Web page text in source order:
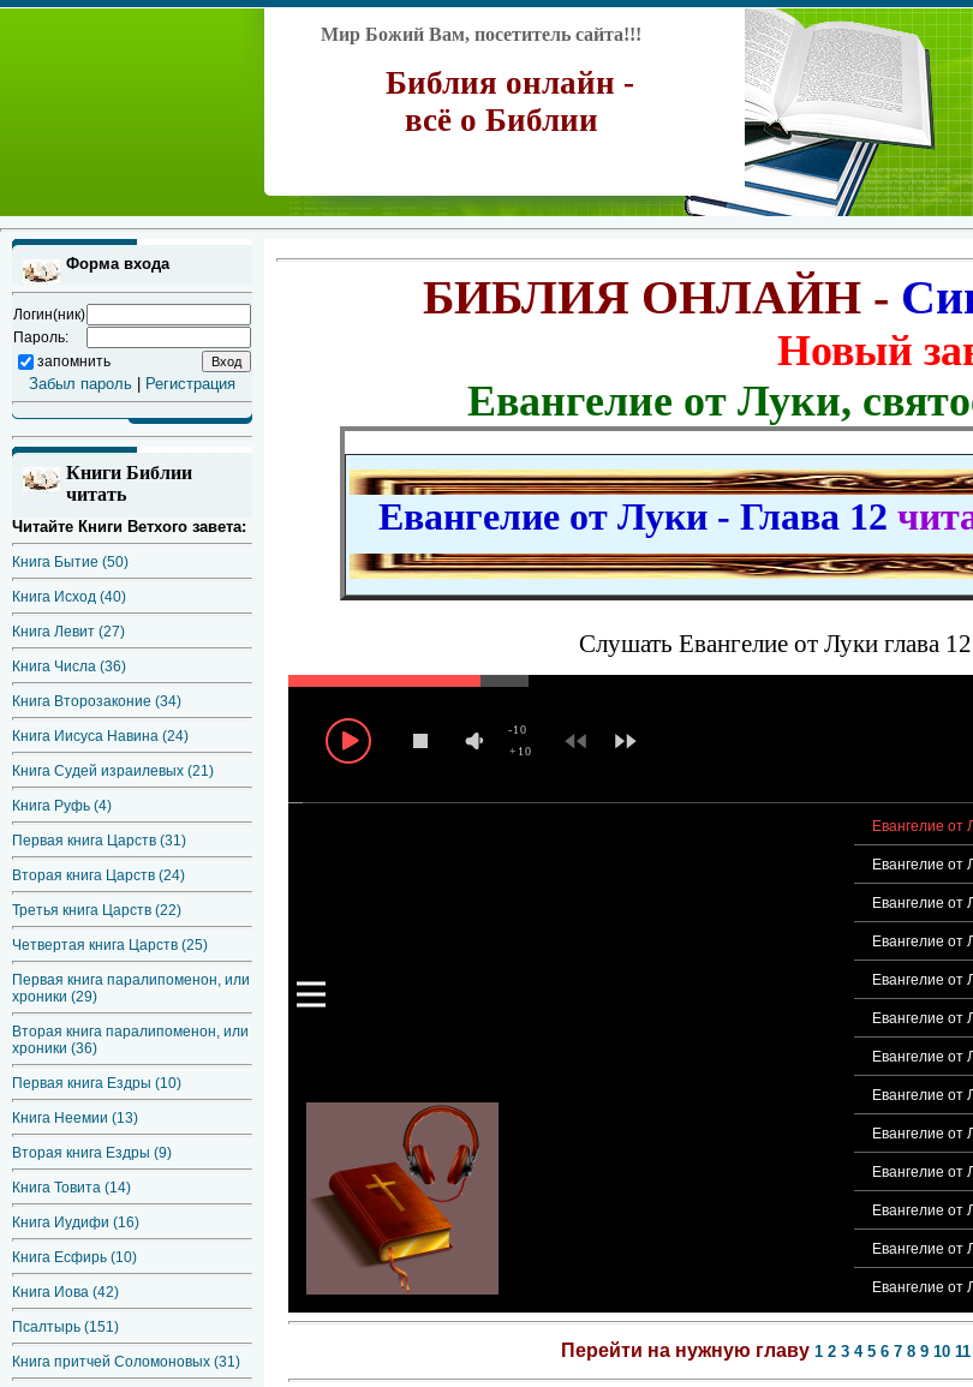
Мир Божий Вам, посетитель сайта!!!
Библия онлайн -
всё о Библии
Форма входа
Логин(ник)
Пароль:
запомнить
Забыл пароль Регистрация
Книги Библии
читать
Читайте Книги Ветхого завета:
Книга Бытие (50)
Книга Исход (40)
Книга Левит (27)
Книга Числа (36)
Книга Второзаконие (34)
Книга Иисуса Навина (24)
Книга Судей израилевых (21)
Книга Руфь (4)
Первая книга Царств (31)
Вторая книга Царств (24)
Третья книга Царств (22)
Четвертая книга Царств (25)
Первая книга паралипоменон, или
хроники (29)
Вторая книга паралипоменон, или
хроники (36)
Первая книга Ездры (10)
Книга Неемии (13)
Вторая книга Ездры (9)
Книга Товита (14)
Книга Иудифи (16)
Книга Есфирь (10)
Книга Иова (42)
Псалтырь (151)
Книга притчей Соломоновых (31)
БИБЛИЯ ОНЛАЙН -
Новый
Евангелие от Луки,
Евангелие от Луки - Глава 12
Слушать Евангелие от Луки глава
+10
-10
Евангелие от
Евангелие от
Евангелие от
Евангелие от
Евангелие от
Евангелие от
Евангелие от
Евангелие от
Евангелие от
Евангелие от
Евангелие от
Евангелие от
Евангелие от
Перейти на нужную главу 1 2 3 4 5 6 7 8 9 10 11